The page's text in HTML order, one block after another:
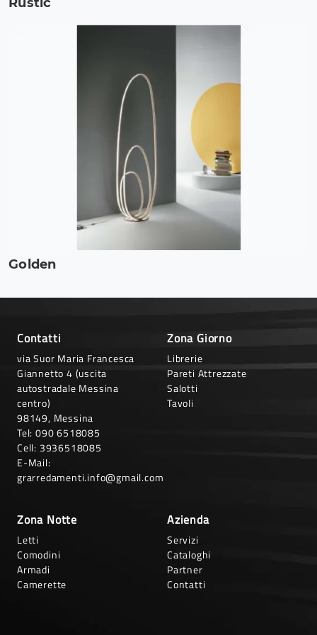
Golden
Contatti
via Suor Maria Francesca
Giannetto 4 (uscita
autostradale Messina
centro)
98149, Messina
Tel: 090 6518085
Cell: 3936518085
E-Mail:
grarredamenti.info@gmail.com
Zona Giorno
Librerie
Pareti Attrezzate
Salotti
Tavoli
Zona Notte
Letti
Comodini
Armadi
Camerette
Azienda
Servizi
Cataloghi
Partner
Contatti